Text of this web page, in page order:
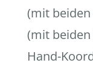
(mit
(mit
Hand-